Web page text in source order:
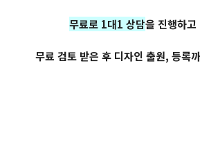
무료로 1대1 상담을 진행하고
무료 검토 받은 후 디자인 출원, 등록